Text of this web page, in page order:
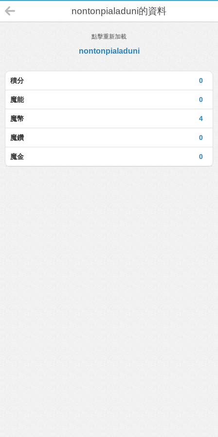
nontonpialaduni的資料
點擊重新加載
nontonpialaduni
0
積分
0
魔能
4
魔幣
0
魔鑽
0
魔金